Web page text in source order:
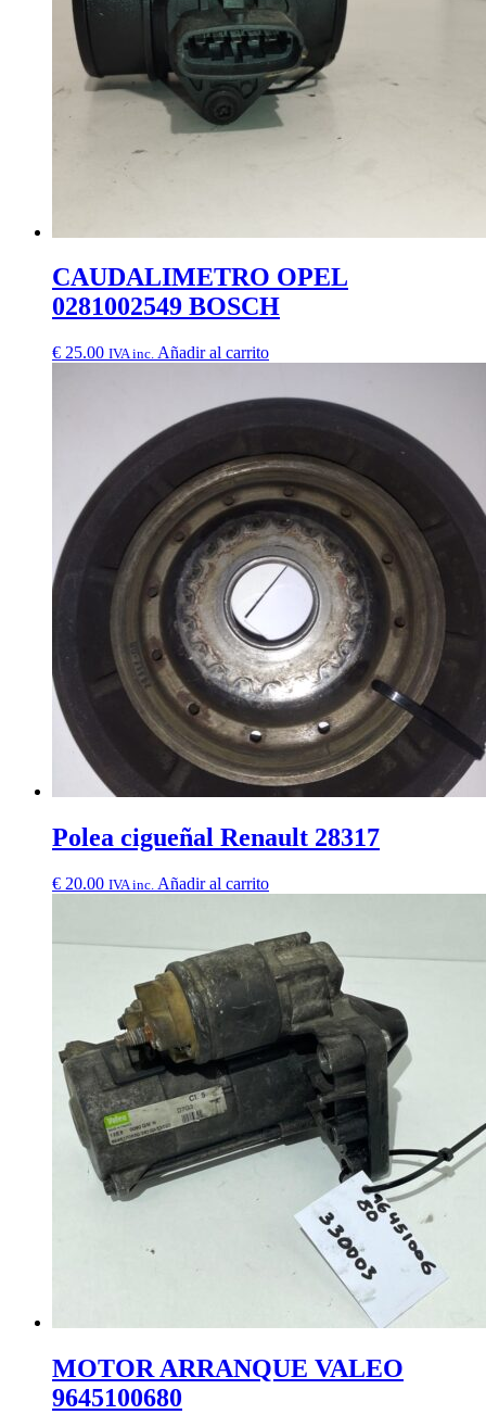
CAUDALIMETRO OPEL
0281002549 BOSCH
€ 25.00 IVA inc. Añadir al carrito
Polea cigueñal Renault 28317
€ 20.00 IVA inc. Añadir al carrito
MOTOR ARRANQUE VALEO
9645100680